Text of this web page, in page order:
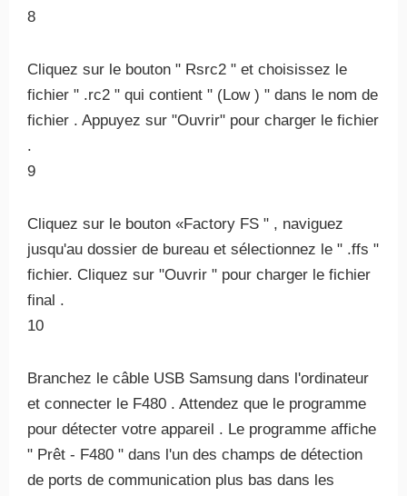
8
Cliquez sur le bouton " Rsrc2 " et choisissez le
fichier " .rc2 " qui contient " (Low ) " dans le nom de
fichier . Appuyez sur "Ouvrir" pour charger le fichier
.
9
Cliquez sur le bouton «Factory FS " , naviguez
jusqu'au dossier de bureau et sélectionnez le " .ffs "
fichier. Cliquez sur "Ouvrir " pour charger le fichier
final .
10
Branchez le câble USB Samsung dans l'ordinateur
et connecter le F480 . Attendez que le programme
pour détecter votre appareil . Le programme affiche
" Prêt - F480 " dans l'un des champs de détection
de ports de communication plus bas dans les